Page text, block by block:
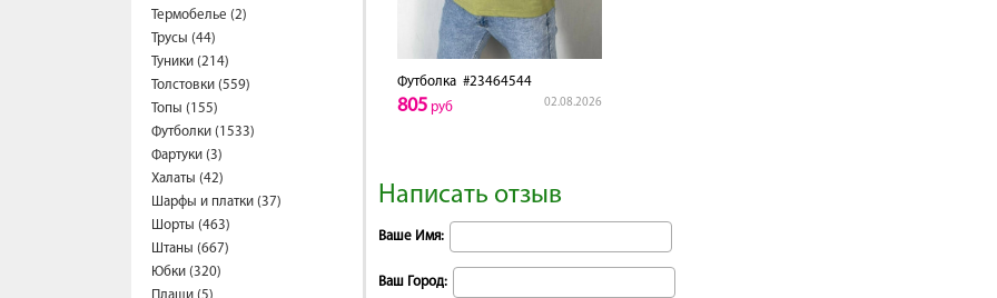
Термобелье (2)
Трусы (44)
Туники (214)
Толстовки (559)
Топы (155)
Футболки (1533)
Фартуки (3)
Халаты (42)
Шарфы и платки (37)
Шорты (463)
Штаны (667)
Юбки (320)
Футболка #23464544
02.08.2026
805 руб
Написать отзыв
Ваше Имя:
Ваш Город: